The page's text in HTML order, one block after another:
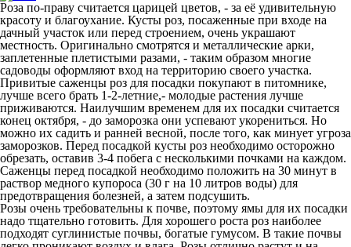
Роза по-праву считается царицей цветов, - за её удивительную
красоту и благоухание. Кусты роз, посаженные при входе на
дачный участок или перед строением, очень украшают
местность. Оригинально смотрятся и металлические арки,
заплетенные плетистыми разами, - таким образом многие
садоводы оформляют вход на территорию своего участка.
Привитые саженцы роз для посадки покупают в питомнике,
лучше всего брать 1-2-летние,- молодые растения лучше
приживаются. Наилучшим временем для их посадки считается
конец октября, - до заморозка они успевают укорениться. Но
можно их садить и ранней весной, после того, как минует угроза
заморозков. Перед посадкой кусты роз необходимо осторожно
обрезать, оставив 3-4 побега с несколькими почками на каждом.
Саженцы перед посадкой необходимо положить на 30 минут в
раствор медного купороса (30 г на 10 литров воды) для
предотвращения болезней, а затем подсушить.
Розы очень требовательны к почве, поэтому ямы для их посадки
надо тщательно готовить. Для хорошего роста роз наиболее
подходят суглинистые почвы, богатые гумусом. В такие почвы